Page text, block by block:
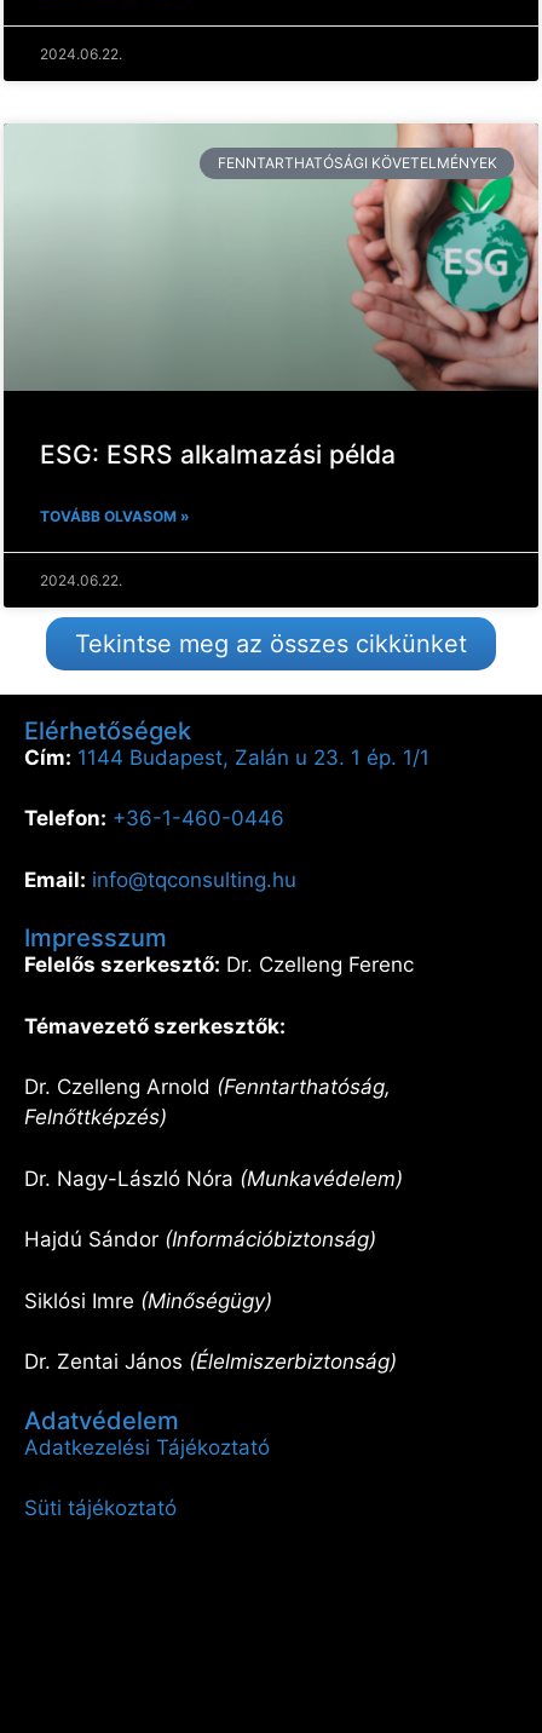
2024.06.22.
FENNTARTHATÓSÁGI KÖVETELMÉNYEK
ESG: ESRS alkalmazási példa
TOVÁBB OLVASOM »
2024.06.22.
Tekintse meg az összes cikkünket
Elérhetőségek
Cím: 1144 Budapest, Zalán u 23. 1 ép. 1/1
Telefon: +36-1-460-0446
Email: info@tqconsulting.hu
Impresszum
Felelős szerkesztő: Dr. Czelleng Ferenc
Témavezető szerkesztők:
Dr. Czelleng Arnold (Fenntarthatóság,
Felnőttképzés)
Dr. Nagy-László Nóra (Munkavédelem)
Hajdú Sándor (Információbiztonság)
Siklósi Imre (Minőségügy)
Dr. Zentai János (Élelmiszerbiztonság)
Adatvédelem
Adatkezelési Tájékoztató
Süti tájékoztató